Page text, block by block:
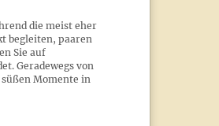
die meist eher
begleiten, paaren
Sie auf
Geradewegs von
Momente in